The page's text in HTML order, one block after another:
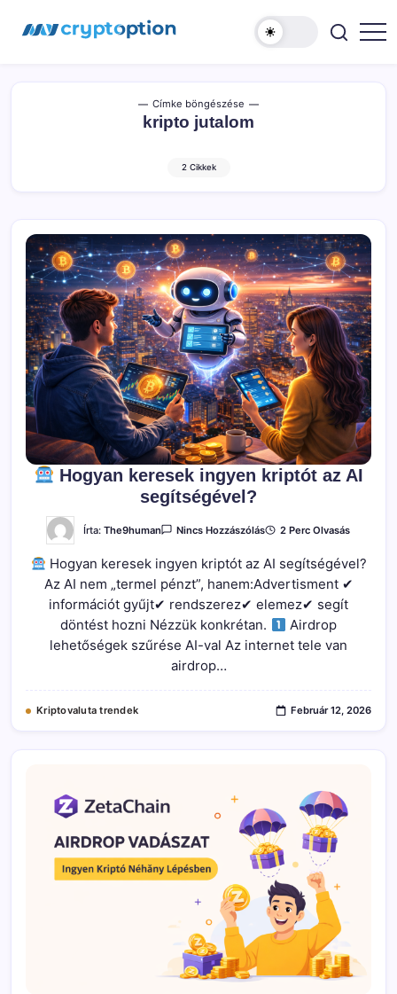
MyCryptOption
Címke böngészése
kripto jutalom
2 Cikkek
Hogyan keresek ingyen kriptót az AI
segítségével?
Írta: The9human Nincs HozzászólásA(z)
Keresek
Ingyen
Kriptót
Az
AI
Segítségével?
Bejegyzéshez
2 Perc Olvasás
Hogyan keresek ingyen kriptót az AI segítségével?
Az AI nem „termel pénzt”, hanem:Advertisment ✔
információt gyűjt✔ rendszerez✔ elemez✔ segít
döntést hozni Nézzük konkrétan.
Airdrop
lehetőségek szűrése AI-val Az internet tele van
airdrop…
Kriptovaluta trendek Február 12, 2026